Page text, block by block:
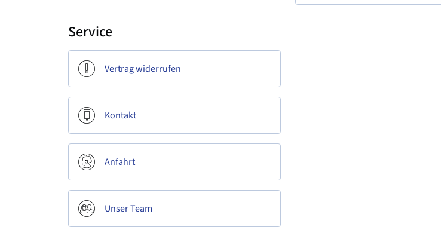
Service
Vertrag widerrufen
Kontakt
Anfahrt
Unser Team